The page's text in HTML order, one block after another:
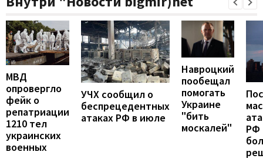
МВД
опровергло
фейк о
репатриации
1210 тел
украинских
военных
УЧХ сообщил о
беспрецедентных
атаках РФ в июле
Навроцкий
пообещал
помогать
Украине
"бить
москалей"
РФ